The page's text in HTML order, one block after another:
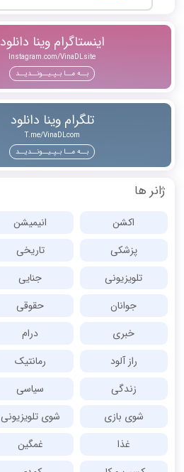
اینستاگرام وینا دانلود
Instagram.com/VinaDLsite
بــه مــا بـپـیــونــدیــد
تلگرام وینا دانلود
T.me/VinaDLcom
بــه مــا بـپـیــونــدیــد
ژانر ها
اکشن انیمیشن
پزشکی
تاریخی
تلویزیونی
جنایی
جوانان
حقوقی
خبری
درام
راز آلود
رمانتیک
زندگی
سیاسی
شوی بازی
شوی تلویزیونی
غذا
غمگین